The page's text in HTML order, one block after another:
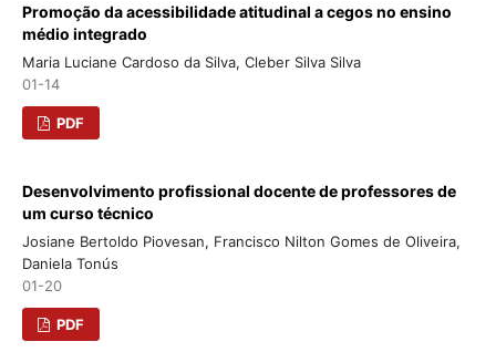
Promoção da acessibilidade atitudinal a cegos no ensino
médio integrado
Maria Luciane Cardoso da Silva, Cleber Silva Silva
01-14
PDF
Desenvolvimento profissional docente de professores de
um curso técnico
Josiane Bertoldo Piovesan, Francisco Nilton Gomes de Oliveira,
Daniela Tonús
01-20
PDF